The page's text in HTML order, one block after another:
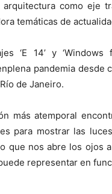
como eje
temáticas de
‘E 14’ y
pandemia desde
de Janeiro.
más atemporal
para mostrar las
que nos abre los ojos
representar en